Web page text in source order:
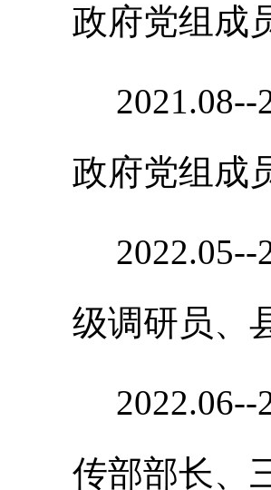
政府党组成
2021.08--
政府党组成
2022.05--
级调研员、
2022.06--
传部部长、